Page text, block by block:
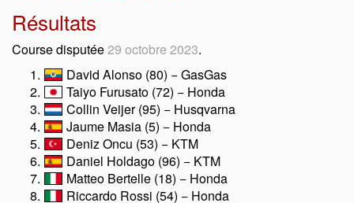
Résultats
Course disputée29 octobre 2023.
David Alonso (80) − GasGas
Taiyo Furusato (72) − Honda
Collin Veijer (95) − Husqvarna
Jaume Masia (5) − Honda
Deniz Oncu (53) − KTM
Daniel Holdago (96) − KTM
Matteo Bertelle (18) − Honda
Riccardo Rossi (54) − Honda